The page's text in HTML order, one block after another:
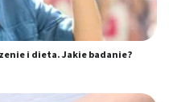
i dieta. Jakie badanie?